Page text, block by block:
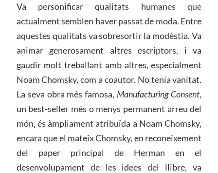
Va personificar qualitats humanes que
actualment semblen haver passat de moda. Entre
aquestes qualitats va sobresortir la modèstia. Va
animar generosament altres escriptors, i va
gaudir molt treballant amb altres, especialment
Noam Chomsky, com a coautor. No tenia vanitat.
La seva obra més famosa, Manufacturing Consent,
un best-seller més o menys permanent arreu del
món, és àmpliament atribuïda a Noam Chomsky,
encara que el mateix Chomsky, en reconeixement
del paper principal de Herman en el
desenvolupament de les idees del llibre, va